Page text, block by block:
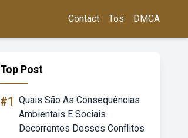
Contact Tos DMCA
Top Post
#1 Quais São As Consequências
Ambientais E Sociais
Decorrentes Desses Conflitos